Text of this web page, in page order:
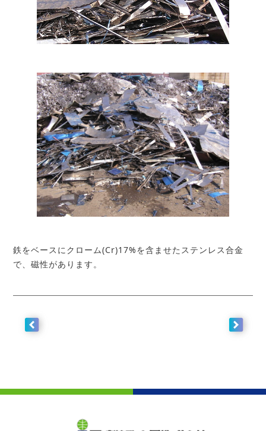
鉄をベースにクローム(Cr)17%を含ませたステンレス合金
で、磁性があります。